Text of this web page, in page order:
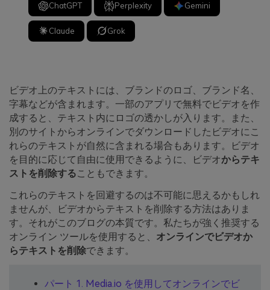
ChatGPT Perplexity Gemini
Claude Grok
ビデオ上のテキストには、ブランドのロゴ、ブランド名、
字幕などが含まれます。一部のアプリで無料でビデオを作
成すると、テキスト内にロゴの透かしが入ります。また、
別のサイトからオンラインでダウンロードしたビデオにこ
れらのテキストが自然に含まれる場合もあります。ビデオ
を目的に応じて自由に使用できるように、ビデオからテキ
ストを削除することもできます。
これらのテキストを回避するのは不可能に思えるかもしれ
ませんが、ビデオからテキストを削除する方法はありま
す。それがこのブログの本質です。私たちが強く推奨する
オンライン ツールを使用すると、 オンラインでビデオか
らテキストを削除できます。
パート 1. Media.io を使用してオンラインでビ